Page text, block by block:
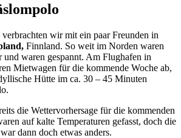
verbrachten wir mit ein paar Freunden in
Finnland. So weit im Norden waren
waren gespannt. Am Flughafen in
Mietwagen für die kommende Woche ab,
Hütte im ca. 30 – 45 Minuten
die Wettervorhersage für die kommenden
auf kalte Temperaturen gefasst, doch die
dann doch etwas anders.